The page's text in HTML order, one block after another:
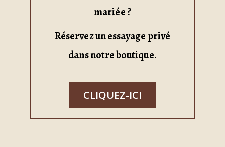
mariée ?
Réservez un essayage privé
dans notre boutique.
CLIQUEZ-ICI